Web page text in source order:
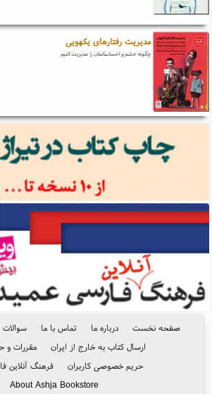
مدیریت رفتارهای یکهویی
چگونه خشم و احساساتمان را مدیریت کنیم
صفحه نخست درباره ما تماس با ما سوالات
ارسال کتاب به خارج از ایران
مقررات و
حریم خصوصی کاربران
فرهنگ آنلاین
About Ashja Bookstore